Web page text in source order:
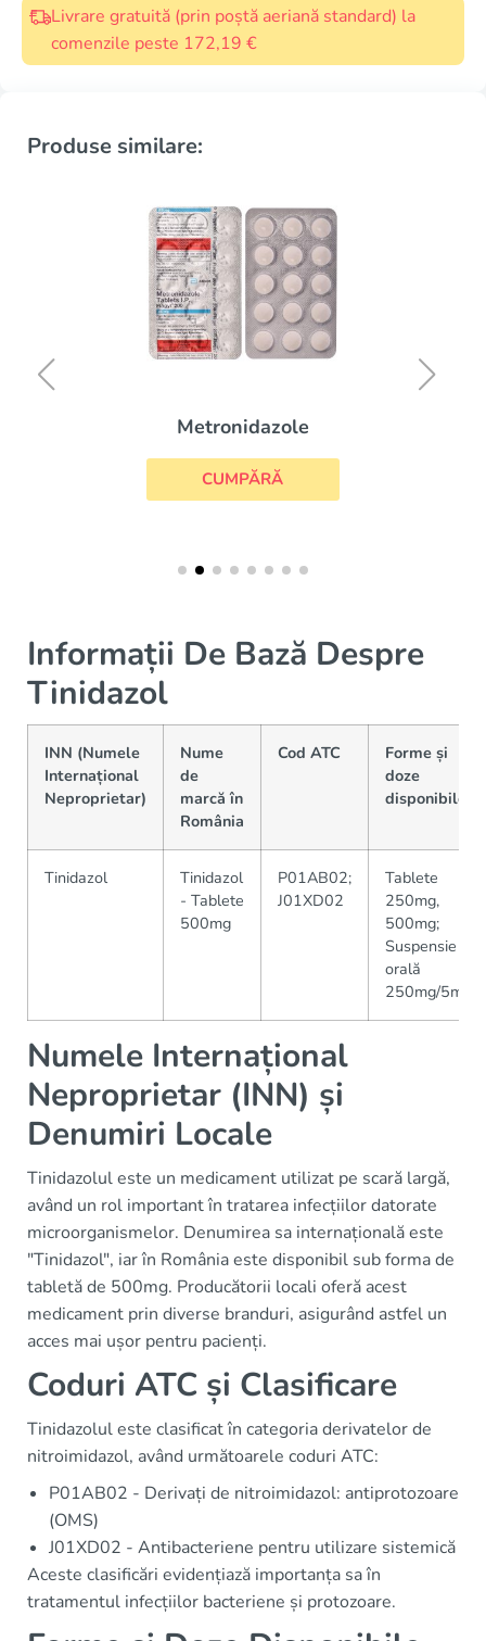
Livrare gratuită (prin poștă aeriană standard) la
comenzile peste 172,19 €
Produse similare:
Metronidazole
CUMPĂRĂ
Informații De Bază Despre
Tinidazol
INN (Numele
Internațional
Neproprietar)
Nume
de
marcă în
România
Cod ATC
Forme și
doze
disponibile
Tinidazol
Tinidazol
- Tablete
500mg
P01AB02;
J01XD02
Tablete
250mg,
500mg;
Suspensie
orală
250mg/5mL
Numele Internațional
Neproprietar (INN) și
Denumiri Locale
Tinidazolul este un medicament utilizat pe scară largă,
având un rol important în tratarea infecțiilor datorate
microorganismelor. Denumirea sa internațională este
"Tinidazol", iar în România este disponibil sub forma de
tabletă de 500mg. Producătorii locali oferă acest
medicament prin diverse branduri, asigurând astfel un
acces mai ușor pentru pacienți.
Coduri ATC și Clasificare
Tinidazolul este clasificat în categoria derivatelor de
nitroimidazol, având următoarele coduri ATC:
P01AB02 - Derivați de nitroimidazol: antiprotozoare
(OMS)
J01XD02 - Antibacteriene pentru utilizare sistemică
Aceste clasificări evidențiază importanța sa în
tratamentul infecțiilor bacteriene și protozoare.